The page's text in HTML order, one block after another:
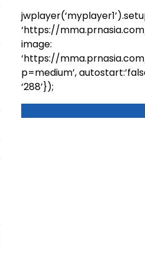
‘https://
image:
‘https://
p=medium’,
‘288’});